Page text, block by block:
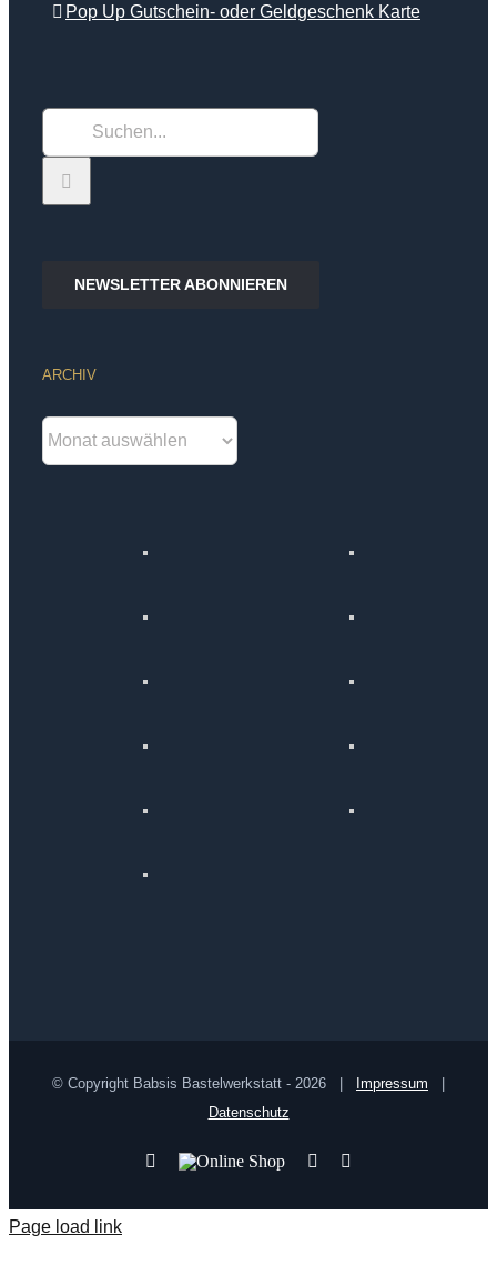
Pop Up Gutschein- oder Geldgeschenk Karte
nach:
NEWSLETTER ABONNIEREN
ARCHIV
Archiv
© Copyright Babsis Bastelwerkstatt - 2026 | Impressum
Datenschutz
YouTube
Online
Pinterest
Page load link